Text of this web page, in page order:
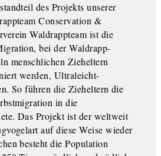
des Projekts unserer
Conservation &
Waldrappteam ist die
bei der Waldrapp-
menschlichen Zieheltern
werden, Ultraleicht-
So führen die Zieheltern die
in die
Das Projekt ist der weltweit
auf diese Weise wieder
besteht die Population